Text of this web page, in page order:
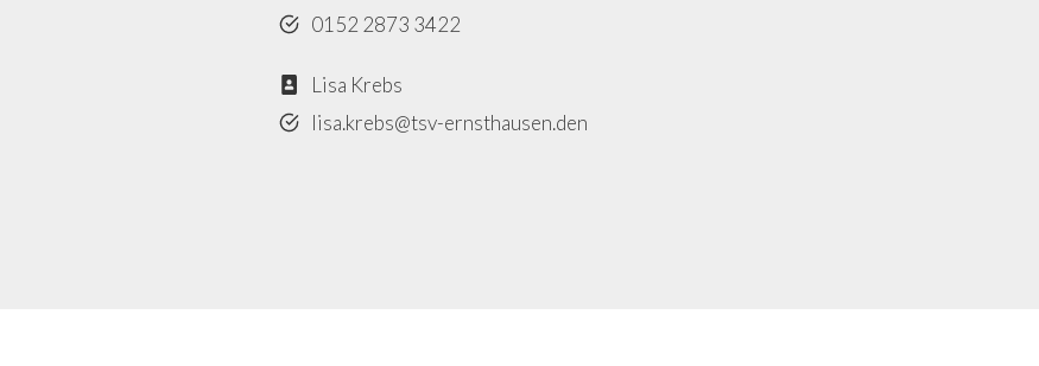
0152 2873 3422
Lisa Krebs
lisa.krebs@tsv-ernsthausen.den